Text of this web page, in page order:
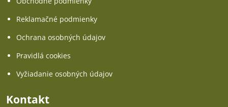
Reklamačné podmienky
Ochrana osobných údajov
Pravidlá cookies
Vyžiadanie osobných údajov
Kontakt